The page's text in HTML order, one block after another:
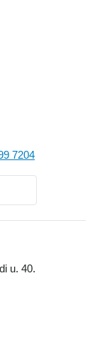
7204
u. 40.